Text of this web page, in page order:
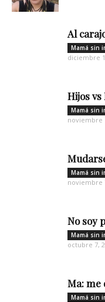
Al
Mamá sin
diciembre
Hijos
Mamá sin
noviembre
Mamá sin
noviembre
No soy
Mamá sin
octubre 7,
Ma: me
Mamá sin